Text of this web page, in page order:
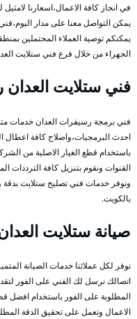
في انجاز كافة الاعمال،اسعارنا لامثيل
يمكنكم توصية العملاء المحتملين
الجهراء من خلال فرع فني ستلايت
فني ستلايت العدان
فني برمجة رسيفرات العدان خدمات
احدث البرمجيات،واصلاح كافة اعطال
باستخدام قطع الغيار الاصلية من
القنوات ونقوم بتنزيل كافة الترددات
ونوفر خدمات فني تصليح ستلايت بدقة
بالكويت.
صيانة ستلايت
نوفر لكل عملائنا خدمات الصيانة
اتصالك نرسل لك الفني على الفور
المطلوبة على الفور باستخدام افضل
الاعمال وتعمل على تحقيق الدقة